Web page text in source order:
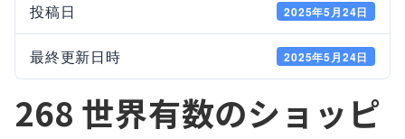
投稿日 2025年5月24日
最終更新日時 2025年5月24日
268 世界有数のショッピ